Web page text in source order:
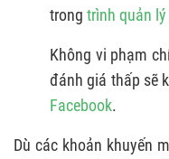
trong trình quản
Không vi phạm
đánh giá thấp sẽ
Facebook.
Dù các khoản khuyến